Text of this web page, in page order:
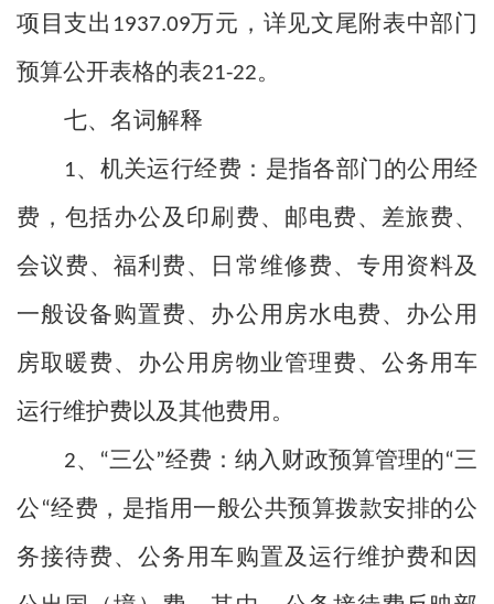
项目支出 1937.09万元，详见文尾附表中部门
预算公开表格的表21-22。
七、名词解释
1、机关运行经费：是指各部门的公用经
费，包括办公及印刷费、邮电费、差旅费、
会议费、福利费、日常维修费、专用资料及
一般设备购置费、办公用房水电费、办公用
房取暖费、办公用房物业管理费、公务用车
运行维护费以及其他费用。
2、 “三公”经费：纳入财政预算管理的“三
公“经费，是指用一般公共预算拨款安排的公
务接待费、公务用车购置及运行维护费和因